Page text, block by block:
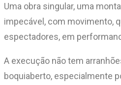
Uma obra singular, uma
impecável, com movimento,
espectadores, em
A execução não tem
boquiaberto, especialmente